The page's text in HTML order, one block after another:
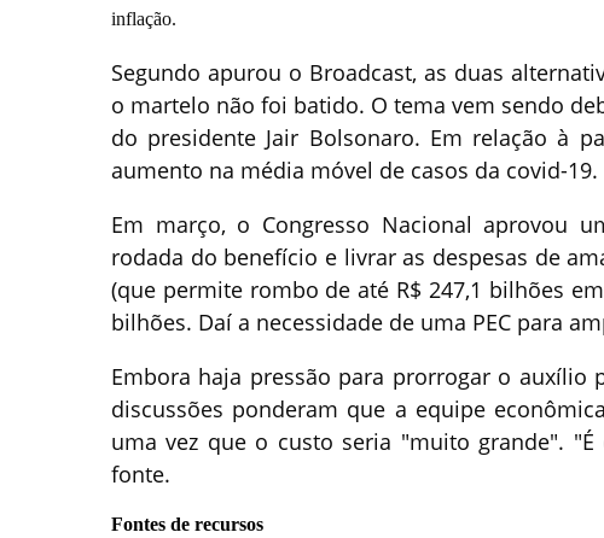
inflação.
Segundo apurou o Broadcast, as duas
o martelo não foi batido. O tema vem sendo
do presidente Jair Bolsonaro. Em relação à
aumento na média móvel de casos da covid-19.
Em março, o Congresso Nacional aprovou
rodada do benefício e livrar as despesas de
(que permite rombo de até R$ 247,1 bilhões
bilhões. Daí a necessidade de uma PEC para
Embora haja pressão para prorrogar o
discussões ponderam que a equipe
uma vez que o custo seria "muito grande".
fonte.
Fontes de recursos